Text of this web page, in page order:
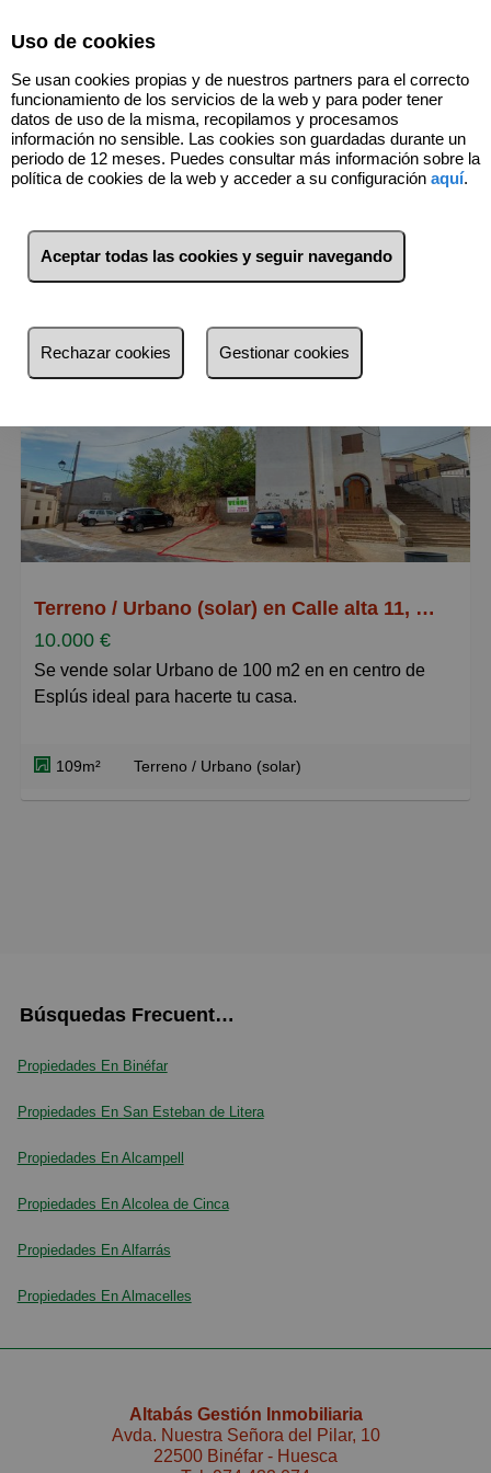
1 Inmuebles Esplus (Huesca)
más reciente
Menos reciente
Caros
Pequeños
Grandes
Terreno / Urbano (solar) en Calle alta 11, Esplus
10.000 €
Se vende solar Urbano de 100 m2 en en centro de
Esplús ideal para hacerte tu casa.
109m² Terreno / Urbano (solar)
Búsquedas Frecuentes
Propiedades En Binéfar
Propiedades En San Esteban de Litera
Propiedades En Alcampell
Propiedades En Alcolea de Cinca
Propiedades En Alfarrás
Propiedades En Almacelles
Altabás Gestión Inmobiliaria
Avda. Nuestra Señora del Pilar, 10
22500 Binéfar - Huesca
Uso de cookies
Se usan cookies propias y de nuestros partners para el correcto
funcionamiento de los servicios de la web y para poder tener
datos de uso de la misma, recopilamos y procesamos
información no sensible. Las cookies son guardadas durante un
periodo de 12 meses. Puedes consultar más información sobre la
política de cookies de la web y acceder a su configuración aquí.
Aceptar todas las cookies y seguir navegando
Rechazar cookies Gestionar cookies